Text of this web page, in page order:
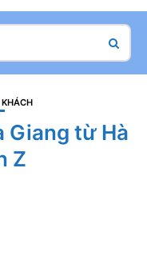
Giang từ Hà
Z